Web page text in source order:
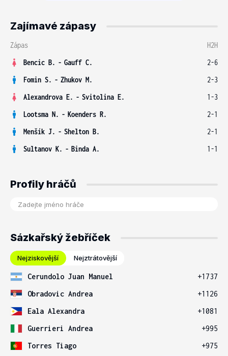
Zajímavé zápasy
Zápas
H2H
Bencic B. - Gauff C.
2-6
Fomin S. - Zhukov M.
2-3
Alexandrova E. - Svitolina E.
1-3
Lootsma N. - Koenders R.
2-1
Menšík J. - Shelton B.
2-1
Sultanov K. - Binda A. 1-1
Profily hráčů
Sázkařský žebříček
Nejziskovější Nejztrátovější
Cerundolo Juan Manuel
+1737
Obradovic Andrea
+1126
Eala Alexandra
+1081
Guerrieri Andrea
+995
Torres Tiago
+975